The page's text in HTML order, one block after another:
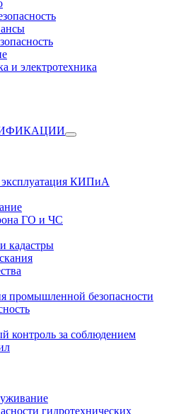
и электротехника
эксплуатация КИПиА
ГО и ЧС
кадастры
промышленной безопасности
контроль за соблюдением
гидротехнических